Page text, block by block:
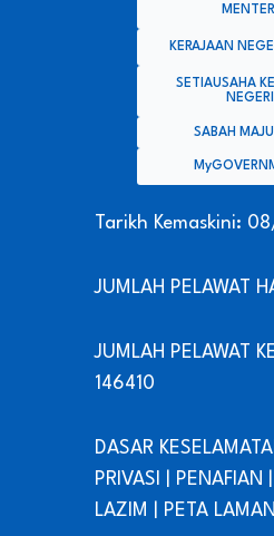
MENTERI
KERAJAAN
SETIAUSAHA
NEGERI
SABAH
Tarikh Kemaskini:
JUMLAH PELAWAT
JUMLAH PELAWAT
146410
DASAR
PRIVASI
PENAFIAN
LAZIM
PETA LAMAN